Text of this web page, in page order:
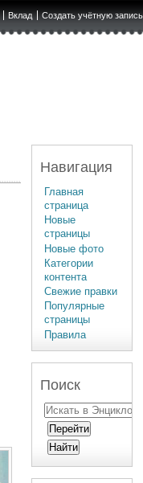
Вклад Создать учётную запись
Навигация
Главная
страница
Новые
страницы
Новые фото
Категории
контента
Свежие правки
Популярные
страницы
Правила
Поиск